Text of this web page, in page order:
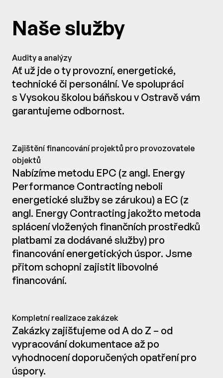
Naše služby
Audity a analýzy
Ať už jde o ty provozní, energetické,
technické či personální. Ve spolupráci
s Vysokou školou báňskou v Ostravě vám
garantujeme odbornost.
Zajištění financování projektů pro provozovatele
objektů
Nabízíme metodu EPC (z angl. Energy
Performance Contracting neboli
energetické služby se zárukou) a EC (z
angl. Energy Contracting jakožto metoda
splácení vložených finančních prostředků
platbami za dodávané služby) pro
financování energetických úspor. Jsme
přitom schopni zajistit libovolné
financování.
Kompletní realizace zakázek
Zakázky zajišťujeme od A do Z – od
vypracování dokumentace až po
vyhodnocení doporučených opatření pro
úspory.